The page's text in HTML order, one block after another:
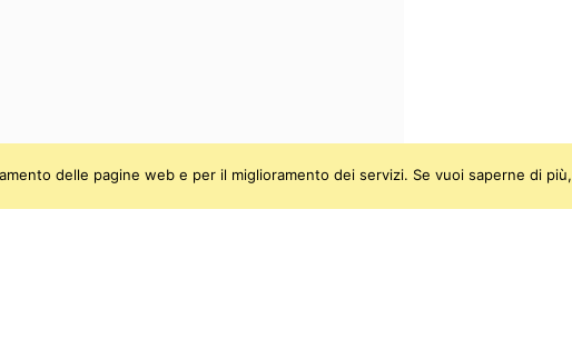
delle pagine web e per il miglioramento dei servizi. Se vuoi saperne di più,